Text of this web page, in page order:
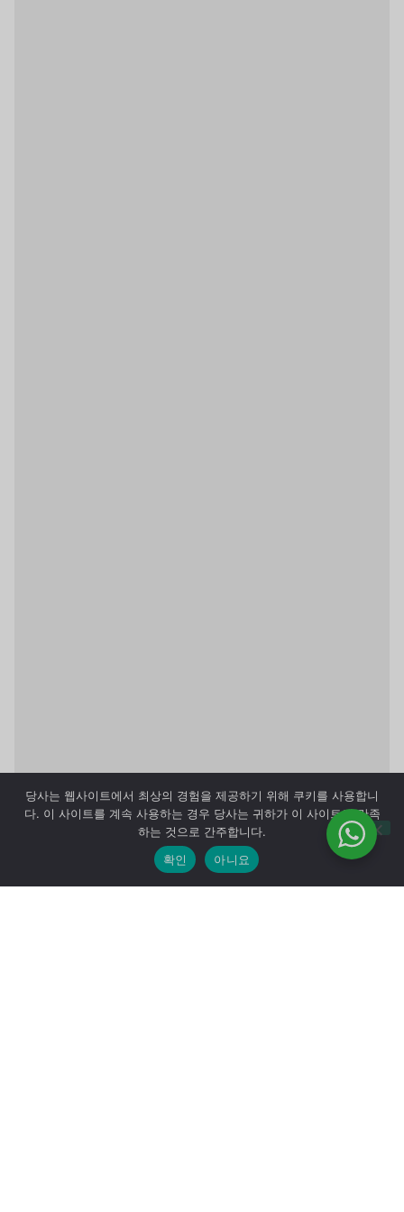
당사는 웹사이트에서 최상의 경험을 제공하기 위해 쿠키를 사용합니
다. 이 사이트를 계속 사용하는 경우 당사는 귀하가 이 사이트에 만족
하는 것으로 간주합니다.
확인
아니요